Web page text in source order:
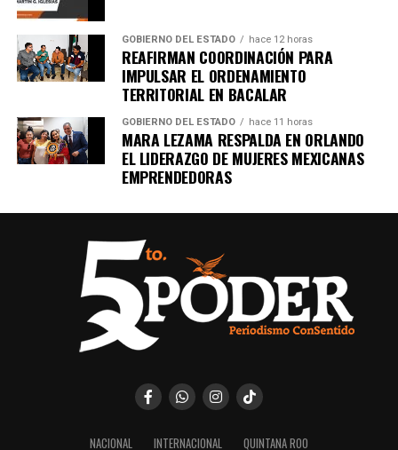
GOBIERNO DEL ESTADO hace 12 horas
REAFIRMAN COORDINACIÓN PARA
IMPULSAR EL ORDENAMIENTO
TERRITORIAL EN BACALAR
GOBIERNO DEL ESTADO hace 11 horas
MARA LEZAMA RESPALDA EN ORLANDO
EL LIDERAZGO DE MUJERES MEXICANAS
EMPRENDEDORAS
NACIONAL INTERNACIONAL QUINTANA ROO